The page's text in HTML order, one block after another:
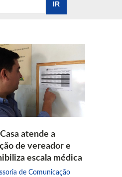
atende a
de vereador e
escala médica
de Comunicação